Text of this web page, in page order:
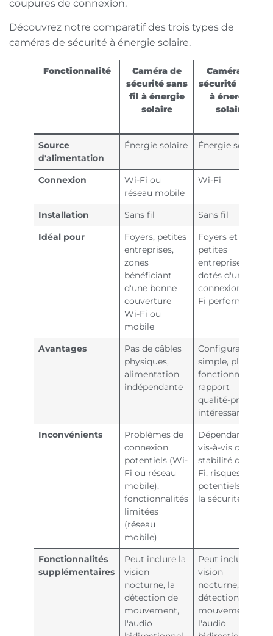
coupures de connexion.
Découvrez notre comparatif des trois types de
caméras de sécurité à énergie solaire.
Fonctionnalité
Caméra de
sécurité sans
fil à énergie
solaire
Caméra de
sécurité Wi-Fi
à énergie
solaire
Source
d'alimentation
Énergie solaire Énergie solaire
Connexion
Wi-Fi ou
réseau mobile
Wi-Fi
Installation Sans fil
Sans fil
Idéal pour
Foyers, petites
entreprises,
zones
bénéficiant
d'une bonne
couverture
Wi-Fi ou
mobile
Foyers et
petites
entreprises
dotés d'une
connexion Wi-
Fi performante
Avantages
Pas de câbles
physiques,
alimentation
indépendante
Configuration
simple, plus de
fonctionnalités,
rapport
qualité-prix
intéressant
Inconvénients
Problèmes de
connexion
potentiels (Wi-
Fi ou réseau
mobile),
fonctionnalités
limitées
(réseau
mobile)
Dépendance
vis-à-vis de la
stabilité du Wi-
Fi, risques
potentiels pour
la sécurité
Fonctionnalités
supplémentaires
Peut inclure la
vision
nocturne, la
détection de
mouvement,
l'audio
Peut inclure la
vision
nocturne, la
détection de
mouvement,
l'audio